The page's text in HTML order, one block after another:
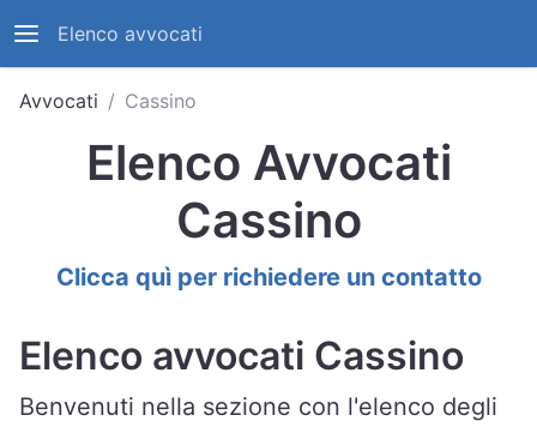
Elenco avvocati
Avvocati Cassino
Elenco Avvocati
Cassino
Clicca quì per richiedere un contatto
Elenco avvocati Cassino
Benvenuti nella sezione con l'elenco degli